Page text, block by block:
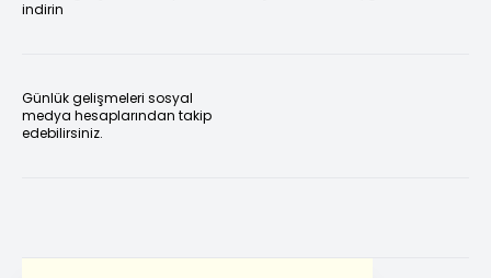
indirin
Günlük gelişmeleri sosyal
medya hesaplarından takip
edebilirsiniz.